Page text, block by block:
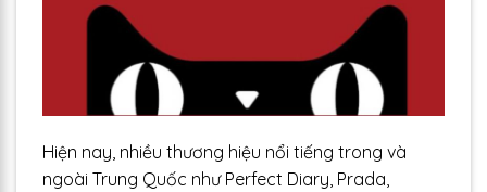
Hiện nay, nhiều thương hiệu nổi tiếng trong và
ngoài Trung Quốc như Perfect Diary, Prada,